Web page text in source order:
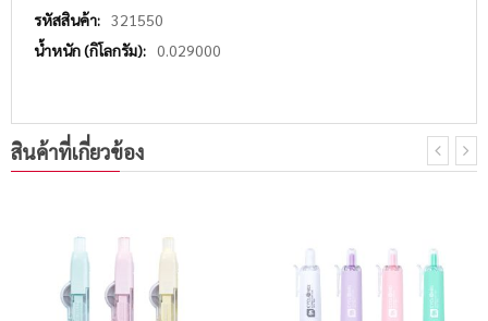
321550
0.029000
สินค้าที่เกี่ยวข้อง